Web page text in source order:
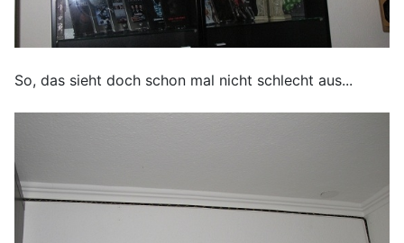
So, das sieht doch schon mal nicht schlecht aus...